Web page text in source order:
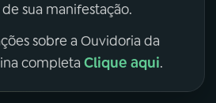
sua manifestação.
sobre a Ouvidoria da
completa Clique aqui.